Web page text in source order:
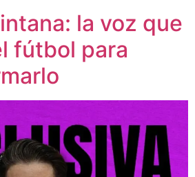
la voz que
fútbol para